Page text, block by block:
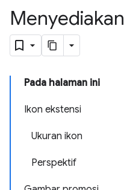
Pada halaman ini
Ikon ekstensi
Ukuran ikon
Perspektif